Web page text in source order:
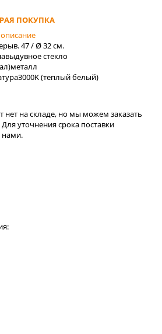
ПОКУПКА
в. 47 / Ø 32 см.
выдувное стекло
металл
3000K (теплый белый)
на складе, но мы можем заказать
уточнения срока поставки
нами.